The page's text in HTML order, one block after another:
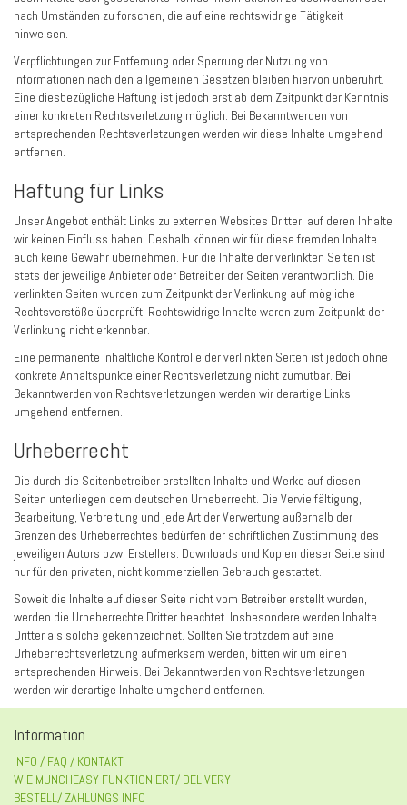
nach Umständen zu forschen, die auf eine rechtswidrige Tätigkeit
hinweisen.
Verpflichtungen zur Entfernung oder Sperrung der Nutzung von
Informationen nach den allgemeinen Gesetzen bleiben hiervon unberührt.
Eine diesbezügliche Haftung ist jedoch erst ab dem Zeitpunkt der Kenntnis
einer konkreten Rechtsverletzung möglich. Bei Bekanntwerden von
entsprechenden Rechtsverletzungen werden wir diese Inhalte umgehend
entfernen.
Haftung für Links
Unser Angebot enthält Links zu externen Websites Dritter, auf deren Inhalte
wir keinen Einfluss haben. Deshalb können wir für diese fremden Inhalte
auch keine Gewähr übernehmen. Für die Inhalte der verlinkten Seiten ist
stets der jeweilige Anbieter oder Betreiber der Seiten verantwortlich. Die
verlinkten Seiten wurden zum Zeitpunkt der Verlinkung auf mögliche
Rechtsverstöße überprüft. Rechtswidrige Inhalte waren zum Zeitpunkt der
Verlinkung nicht erkennbar.
Eine permanente inhaltliche Kontrolle der verlinkten Seiten ist jedoch ohne
konkrete Anhaltspunkte einer Rechtsverletzung nicht zumutbar. Bei
Bekanntwerden von Rechtsverletzungen werden wir derartige Links
umgehend entfernen.
Urheberrecht
Die durch die Seitenbetreiber erstellten Inhalte und Werke auf diesen
Seiten unterliegen dem deutschen Urheberrecht. Die Vervielfältigung,
Bearbeitung, Verbreitung und jede Art der Verwertung außerhalb der
Grenzen des Urheberrechtes bedürfen der schriftlichen Zustimmung des
jeweiligen Autors bzw. Erstellers. Downloads und Kopien dieser Seite sind
nur für den privaten, nicht kommerziellen Gebrauch gestattet.
Soweit die Inhalte auf dieser Seite nicht vom Betreiber erstellt wurden,
werden die Urheberrechte Dritter beachtet. Insbesondere werden Inhalte
Dritter als solche gekennzeichnet. Sollten Sie trotzdem auf eine
Urheberrechtsverletzung aufmerksam werden, bitten wir um einen
entsprechenden Hinweis. Bei Bekanntwerden von Rechtsverletzungen
werden wir derartige Inhalte umgehend entfernen.
Information
INFO / FAQ / KONTAKT
WIE MUNCHEASY FUNKTIONIERT/ DELIVERY
BESTELL/ ZAHLUNGS INFO